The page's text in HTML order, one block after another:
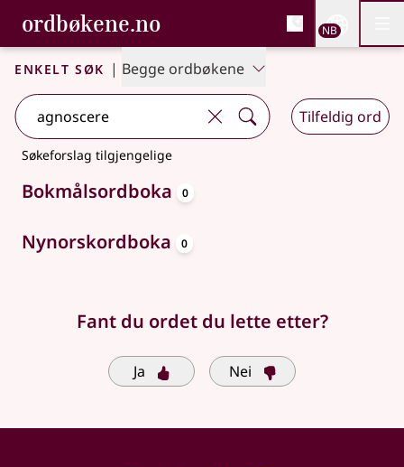
Gå til hovedinnhold
Tilgjengelighet
ordbøkene.no, Bokmålsordboka og
Bokmålsordboka og Nynorskordboka
NB
Enkelt søk | Begge ordbøkene
Tilfeldig ord
Søkeforslag tilgjengelige
Bokmålsordboka 0
Nynorskordboka 0
Fant du ordet du lette etter?
Ja Nei